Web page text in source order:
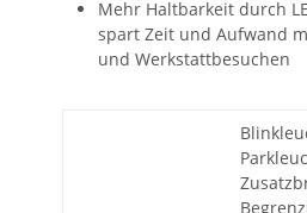
Mehr Haltbarkeit durch
spart Zeit und Aufwand
und Werkstattbesuchen